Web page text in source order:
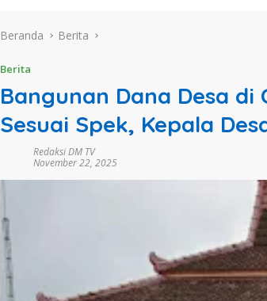
Beranda Berita
Berita
Bangunan Dana Desa
Sesuai Spek, Kepala
Redaksi DM TV
November 22, 2025